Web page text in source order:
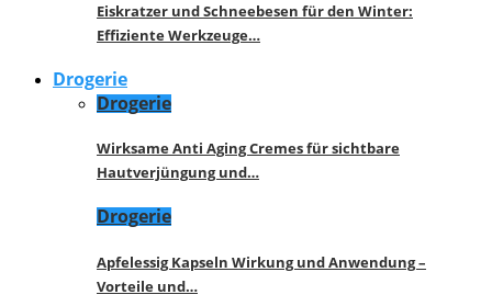
Eiskratzer und Schneebesen für den Winter:
Effiziente Werkzeuge…
Drogerie
Drogerie
Wirksame Anti Aging Cremes für sichtbare
Hautverjüngung und…
Drogerie
Apfelessig Kapseln Wirkung und Anwendung –
Vorteile und…